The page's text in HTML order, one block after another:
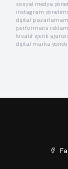
sosyal medya
instagram yönetimi
dijital pazarlama
performans
kreatif içerik ajansı
dijital marka